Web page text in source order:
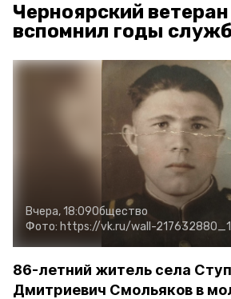
Черноярский
вспомнил годы
Вчера, 18:09Общество
Фото: https://vk.ru/wall-
86-летний житель села
Дмитриевич Смольяков в